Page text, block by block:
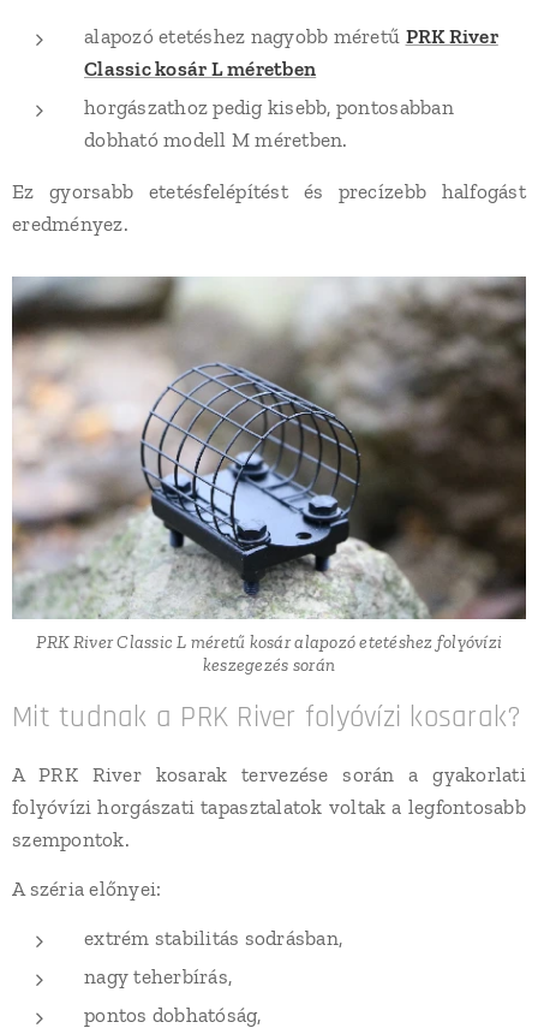
alapozó etetéshez nagyobb méretű PRK River
Classic kosár L méretben
horgászathoz pedig kisebb, pontosabban
dobható modell M méretben.
Ez gyorsabb etetésfelépítést és precízebb halfogást
eredményez.
PRK River Classic L méretű kosár alapozó etetéshez folyóvízi
keszegezés során
Mit tudnak a PRK River folyóvízi kosarak?
A PRK River kosarak tervezése során a gyakorlati
folyóvízi horgászati tapasztalatok voltak a legfontosabb
szempontok.
A széria előnyei:
extrém stabilitás sodrásban,
nagy teherbírás,
pontos dobhatóság,